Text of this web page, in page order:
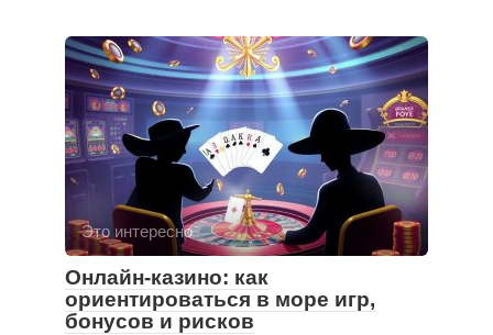
Это интересно
Онлайн-казино: как
ориентироваться в море игр,
бонусов и рисков